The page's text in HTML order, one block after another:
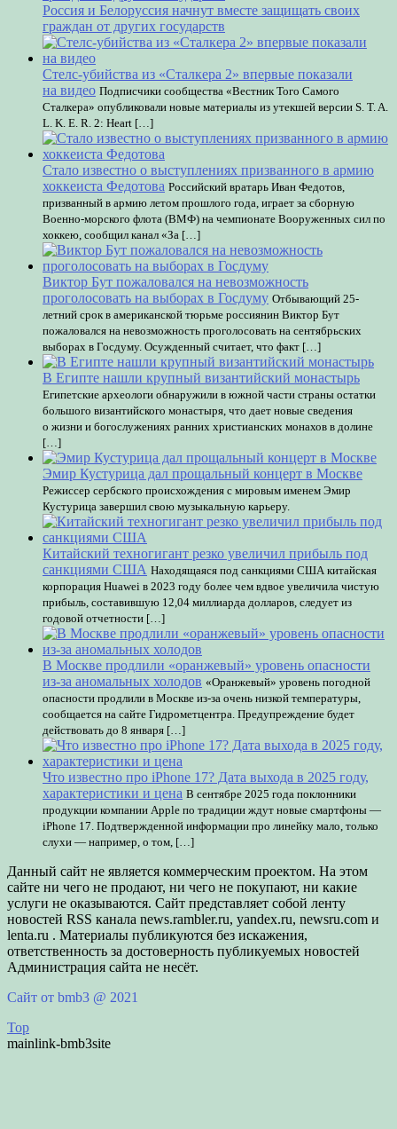
Россия и Белоруссия начнут вместе защищать своих
граждан от других государств
Стелс-убийства из «Сталкера 2» впервые показали
на видео Подписчики сообщества «Вестник Того Самого
Сталкера» опубликовали новые материалы из утекшей версии S. T. A.
L. K. E. R. 2: Heart […]
Стало известно о выступлениях призванного в армию
хоккеиста Федотова Российский вратарь Иван Федотов,
призванный в армию летом прошлого года, играет за сборную
Военно‑морского флота (ВМФ) на чемпионате Вооруженных сил по
хоккею, сообщил канал «За […]
Виктор Бут пожаловался на невозможность
проголосовать на выборах в Госдуму Отбывающий 25-
летний срок в американской тюрьме россиянин Виктор Бут
пожаловался на невозможность проголосовать на сентябрьских
выборах в Госдуму. Осужденный считает, что факт […]
В Египте нашли крупный византийский монастырь
Египетские археологи обнаружили в южной части страны остатки
большого византийского монастыря, что дает новые сведения
о жизни и богослужениях ранних христианских монахов в долине
[…]
Эмир Кустурица дал прощальный концерт в Москве
Режиссер сербского происхождения с мировым именем Эмир
Кустурица завершил свою музыкальную карьеру.
Китайский техногигант резко увеличил прибыль под
санкциями США Находящаяся под санкциями США китайская
корпорация Huawei в 2023 году более чем вдвое увеличила чистую
прибыль, составившую 12,04 миллиарда долларов, следует из
годовой отчетности […]
В Москве продлили «оранжевый» уровень опасности
из-за аномальных холодов «Оранжевый» уровень погодной
опасности продлили в Москве из-за очень низкой температуры,
сообщается на сайте Гидрометцентра. Предупреждение будет
действовать до 8 января […]
Что известно про iPhone 17? Дата выхода в 2025 году,
характеристики и цена В сентябре 2025 года поклонники
продукции компании Apple по традиции ждут новые смартфоны —
iPhone 17. Подтвержденной информации про линейку мало, только
слухи — например, о том, […]
Данный сайт не является коммерческим проектом. На этом
сайте ни чего не продают, ни чего не покупают, ни какие
услуги не оказываются. Сайт представляет собой ленту
новостей RSS канала news.rambler.ru, yandex.ru, newsru.com и
lenta.ru . Материалы публикуются без искажения,
ответственность за достоверность публикуемых новостей
Администрация сайта не несёт.
Сайт от bmb3 @ 2021
Top
mainlink-bmb3site